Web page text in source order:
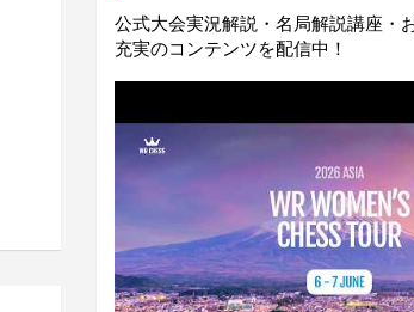
公式大会実況解説・名局解説講座・
充実のコンテンツを配信中！